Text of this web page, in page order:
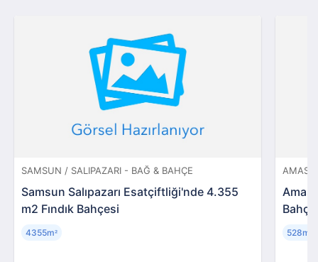
SAMSUN / SALIPAZARI - BAĞ & BAHÇE
Samsun Salıpazarı Esatçiftliği'nde 4.355
m2 Fındık Bahçesi
4355m² 528m